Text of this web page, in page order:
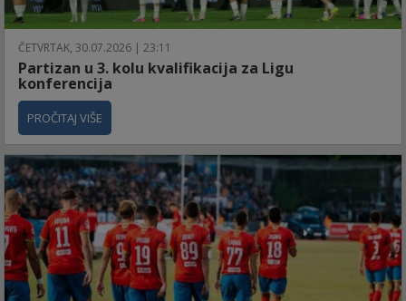
ČETVRTAK, 30.07.2026 | 23:11
Partizan u 3. kolu kvalifikacija za Ligu
konferencija
PROČITAJ VIŠE